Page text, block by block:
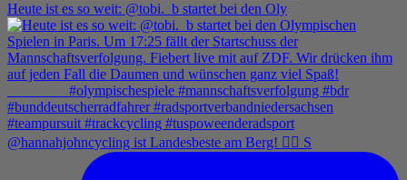
Heute ist es so weit: @tobi._b startet bei den Oly
@hannahjohncycling ist Landesbeste am Berg! 🚵‍♀️ S